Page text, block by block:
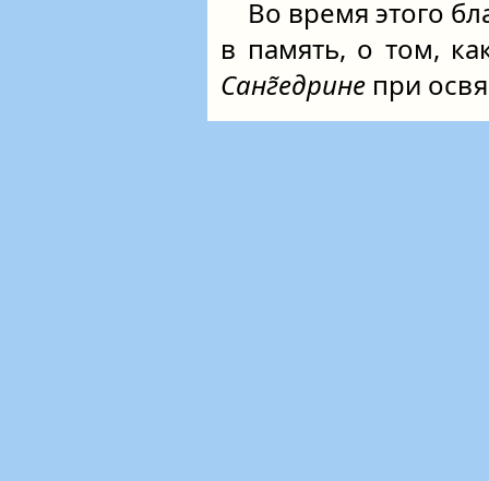
Во время этого
в память, о том,
Санг̃едрине при